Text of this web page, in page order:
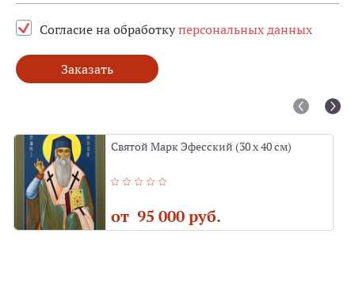
Согласие на обработкуперсональных данных
Заказать
Святой Марк Эфесский (30 х 40 см)
от 95 000 руб.